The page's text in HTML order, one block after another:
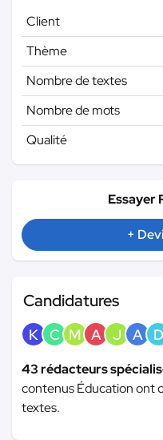
Client
Thème
Nombre de textes
Nombre de mots
Qualité
Essayer
+
Candidatures
K C M A J A D
43 rédacteurs
contenus Éducation ont
textes.